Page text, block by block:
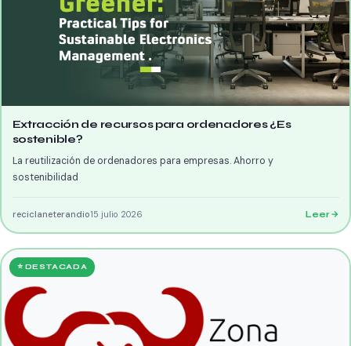
Extracción de recursos para ordenadores ¿Es
sostenible?
La reutilización de ordenadores para empresas. Ahorro y
sostenibilidad
reciclaneterandio15 julio 2026 Leer
⭐ DESTACADA